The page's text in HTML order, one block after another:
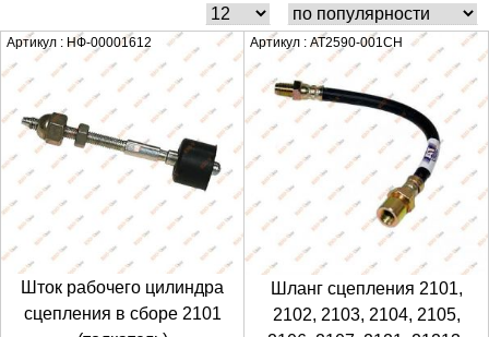
Артикул : НФ-00001612
Шток рабочего цилиндра
сцепления в сборе 2101
Артикул : AT2590-001CH
Шланг сцепления 2101,
2102, 2103, 2104, 2105,